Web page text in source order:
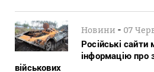
Новини - 07
Російські
інформацію про
військових